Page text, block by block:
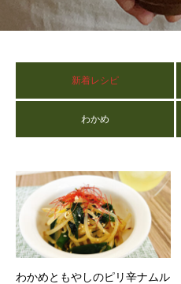
新着レシピ
わかめ
わかめともやしのピリ辛ナムル